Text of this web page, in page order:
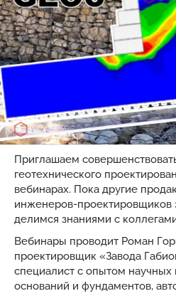
Приглашаем
геотехнического
вебинарах. Пока другие
инженеров-проектировщиков
делимся знаниями с
Вебинары проводит Роман
проектировщик «Завода
специалист с опытом
оснований и фундаментов,